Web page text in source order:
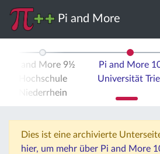
Pi and More
Pi and More 9½
Hochschule
Niederrhein
Pi and More
Universität
Dies ist eine archivierte
hier, um mehr über Pi and More